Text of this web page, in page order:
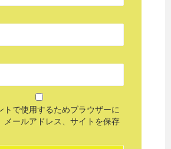
トで使用するためブラウザーに
メールアドレス、サイトを保存